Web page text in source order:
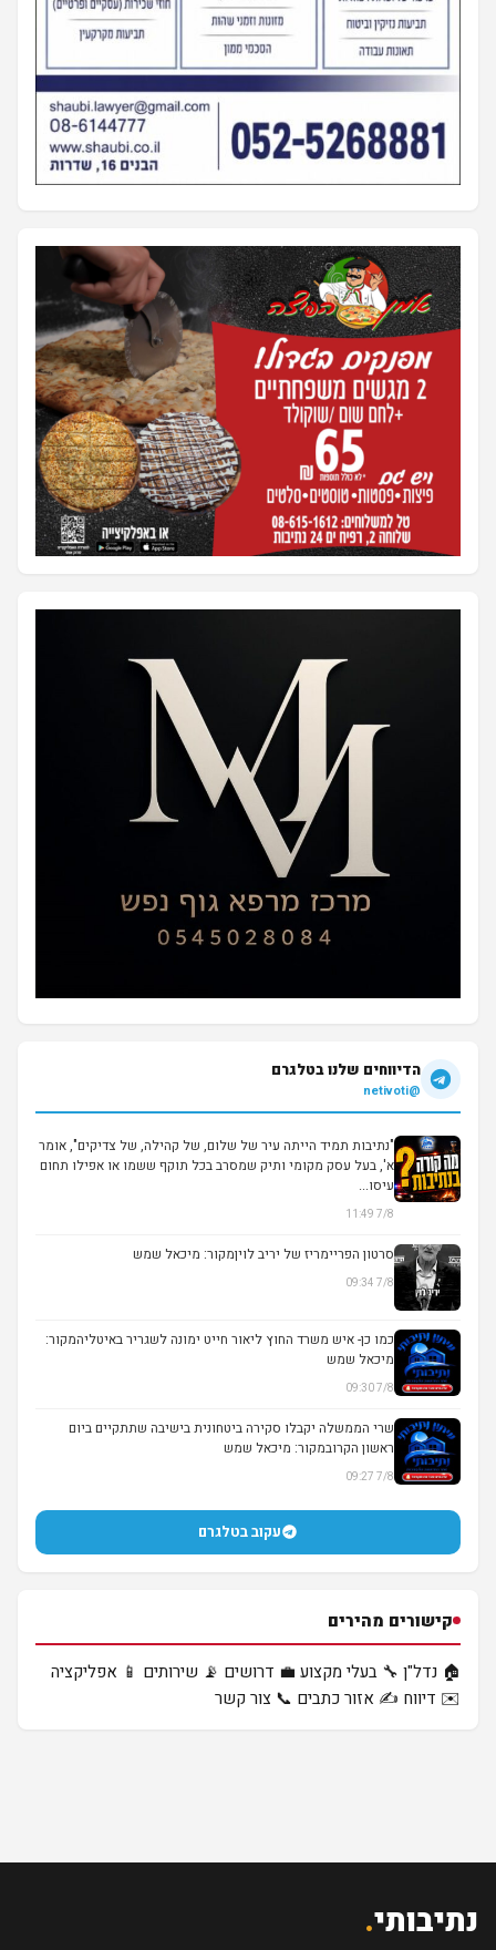
הדיווחים שלנו בטלגרם
@netivoti
"נתיבות תמיד הייתה עיר של שלום, של קהילה, של צדיקים", אומר
א', בעל עסק מקומי ותיק שמסרב בכל תוקף ששמו או אפילו תחום
עיסו...
7/8 11:49
▶
סרטון הפריימריז של יריב לויןמקור: מיכאל שמש
7/8 09:34
כמו כן- איש משרד החוץ ליאור חייט ימונה לשגריר באיטליהמקור:
מיכאל שמש
7/8 09:30
שרי הממשלה יקבלו סקירה ביטחונית בישיבה שתתקיים ביום
ראשון הקרובמקור: מיכאל שמש
7/8 09:27
עקוב בטלגרם
קישורים מהירים
🏠 נדל"ן 🔧 בעלי מקצוע 💼 דרושים 📡 שירותים 📱 אפליקציה
✉️ דיווח ✍️ אזור כתבים 📞 צור קשר
נתיבותי.